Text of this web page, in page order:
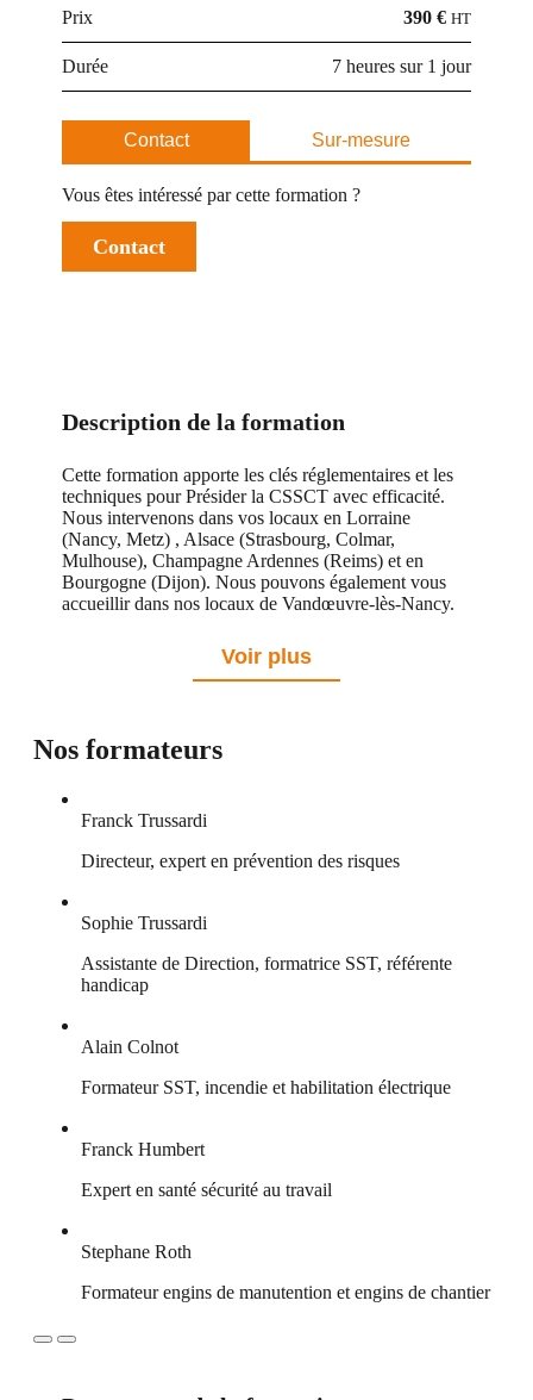
Description de la formation
Cette formation apporte les clés réglementaires et les
techniques pour Présider la CSSCT avec efficacité.
Nous intervenons dans vos locaux en Lorraine
(Nancy, Metz) , Alsace (Strasbourg, Colmar,
Mulhouse), Champagne Ardennes (Reims) et en
Bourgogne (Dijon). Nous pouvons également vous
accueillir dans nos locaux de Vandœuvre-lès-Nancy.
Voir plus
Nos formateurs
Franck Trussardi
Directeur, expert en prévention des risques
Sophie Trussardi
Assistante de Direction, formatrice SST, référente
handicap
Alain Colnot
Formateur SST, incendie et habilitation électrique
Franck Humbert
Expert en santé sécurité au travail
Stephane Roth
Formateur engins de manutention et engins de chantier
Prix 390 € HT
Durée 7 heures sur 1 jour
Contact Sur-mesure
Vous êtes intéressé par cette formation ?
Contact